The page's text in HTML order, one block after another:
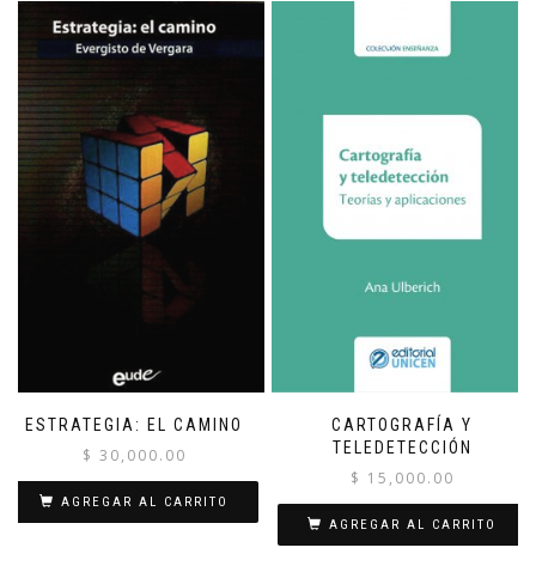
ESTRATEGIA: EL CAMINO
$ 30,000.00
AGREGAR AL CARRITO
CARTOGRAFÍA Y
TELEDETECCIÓN
$ 15,000.00
AGREGAR AL CARRITO